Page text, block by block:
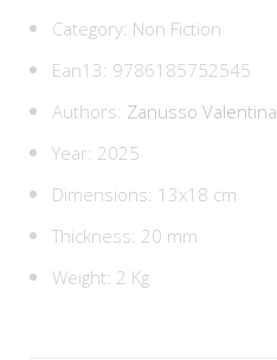
Category: Non Fiction
Ean13: 9786185752545
Authors: Zanusso Valentina
Year: 2025
Dimensions: 13x18 cm
Thickness: 20 mm
Weight: 2 Kg